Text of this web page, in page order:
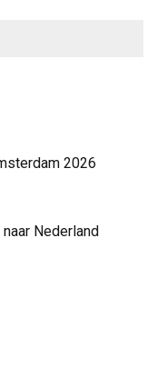
2026
Nederland